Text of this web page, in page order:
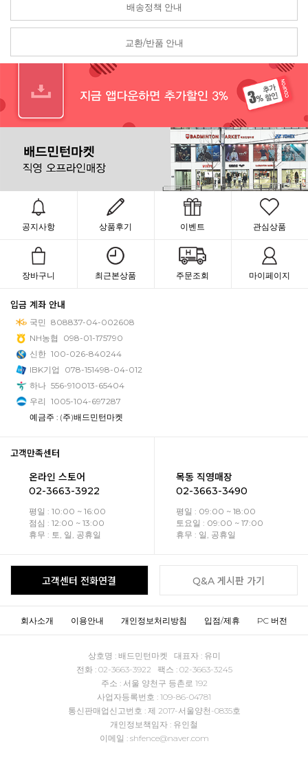
배송정책 안내
교환/반품 안내
공지사항 상품후기 이벤트 관심상품
장바구니 최근본상품 주문조회 마이페이지
입금 계좌 안내
국민 808837-04-002608
NH농협
098-01-175790
신한 100-026-840244
IBK기업
078-151498-04-012
하나 556-910013-65404
우리 1005-104-697287
예금주 : (주)배드민턴마켓
고객만족센터
온라인 스토어
02-3663-3922
평일 : 10:00 ~ 16:00
점심 : 12:00 ~ 13:00
휴무 : 토, 일, 공휴일
목동 직영매장
02-3663-3490
평일 : 09:00 ~ 18:00
토요일 : 09:00 ~ 17:00
휴무 : 일, 공휴일
고객센터 전화연결 Q&A 게시판 가기
회사소개 이용안내 개인정보처리방침 입점/제휴 PC 버전
상호명 : 배드민턴마켓 대표자 : 유미
전화 : 02-3663-3922 팩스 : 02-3663-3245
주소 : 서울 양천구 등촌로 192
사업자등록번호 : 109-86-04781
통신판매업신고번호 : 제 2017-서울양천-0835호
개인정보책임자 : 유인철
이메일 : shfence@naver.com